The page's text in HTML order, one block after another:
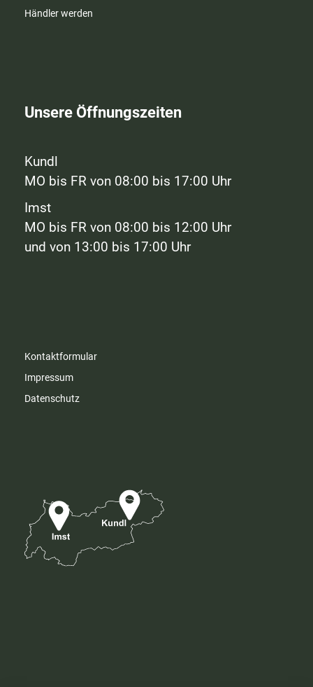
Händler werden
Unsere Öffnungszeiten
Kundl
MO bis FR von 08:00 bis 17:00 Uhr
Imst
MO bis FR von 08:00 bis 12:00 Uhr
und von 13:00 bis 17:00 Uhr
Kontaktformular
Impressum
Datenschutz